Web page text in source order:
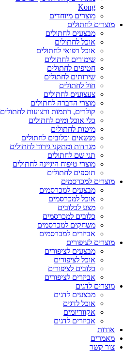
Kong
מוצרים מיוחדים
מוצרים לחתולים
מבצעים לחתולים
אוכל לחתולים
אוכל רפואי לחתולים
שימורים לחתולים
חטיפים לחתולים
שירותים לחתולים
חול לחתולים
צעצועים לחתולים
מוצרי הדברה לחתולים
קולרים, רתמות ורצועות לחתולים
כלי אוכל ומים לחתולים
מיטות לחתולים
מנשאים וכלובים לחתולים
מגרדות ומתקני גירוד לחתולים
תגי שם לחתולים
מוצרי טיפוח היגיינה לחתולים
תוספים לחתולים
מוצרים למכרסמים
מבצעים למכרסמים
אוכל למכרסמים
מצע לכלובים
כלובים למכרסמים
משחקים למכרסמים
אביזרים למכרסמים
מוצרים לציפורים
מבצעים לציפורים
אוכל לציפורים
כלובים לציפורים
אביזרים לציפורים
מוצרים לדגים
מבצעים לדגים
אוכל לדגים
אקווריומים
אביזרים לדגים
אודות
מאמרים
צור קשר